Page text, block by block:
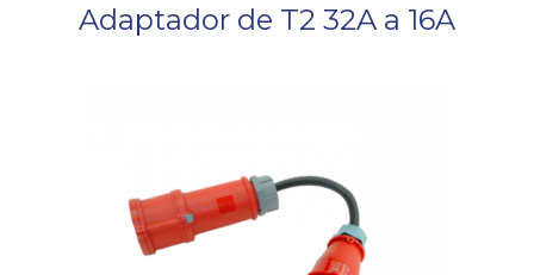
Adaptador de T2 32A a 16A